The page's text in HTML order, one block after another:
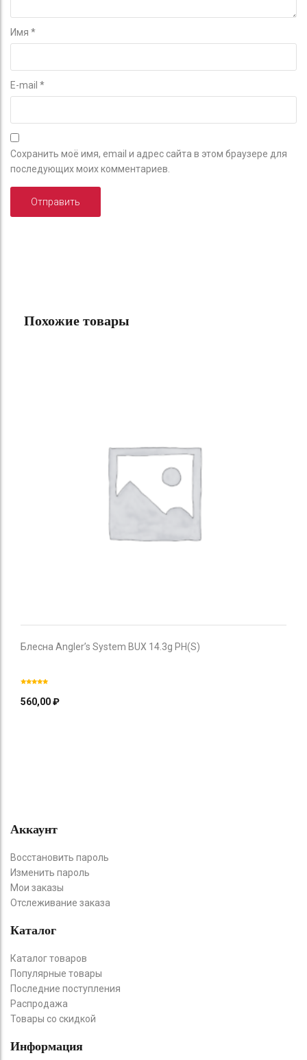
Имя *
E-mail *
Сохранить моё имя, email и адрес сайта в этом браузере для
последующих моих комментариев.
Похожие товары
Блесна Angler’s System BUX 14.3g PH(S)
560,00₽
Аккаунт
Восстановить пароль
Изменить пароль
Мои заказы
Отслеживание заказа
Каталог
Каталог товаров
Популярные товары
Последние поступления
Распродажа
Товары со скидкой
Информация